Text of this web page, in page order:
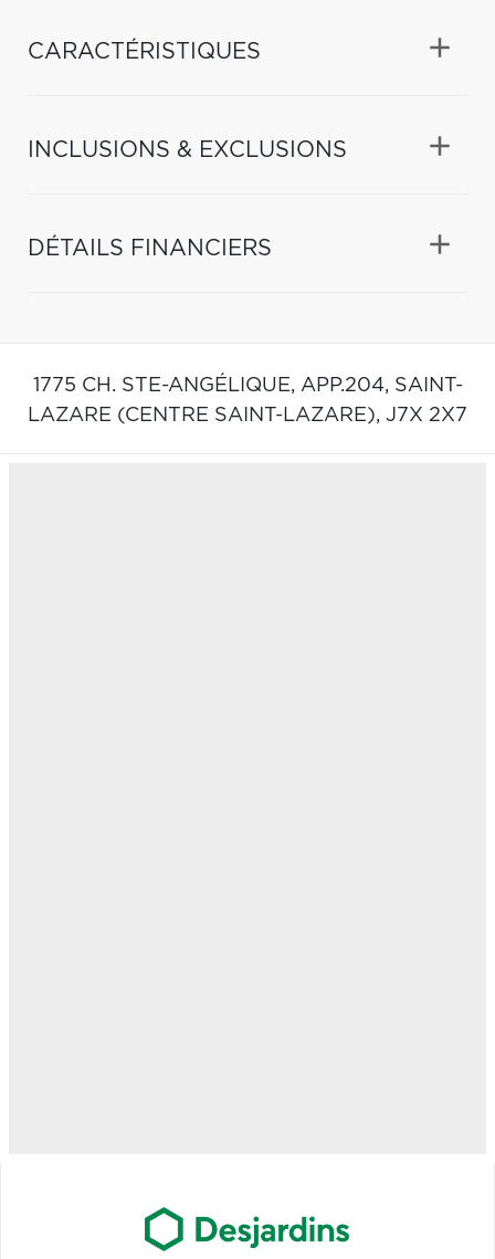
CARACTÉRISTIQUES
INCLUSIONS & EXCLUSIONS
DÉTAILS FINANCIERS
1775 CH. STE-ANGÉLIQUE, APP.204, SAINT-
LAZARE (CENTRE SAINT-LAZARE), J7X 2X7